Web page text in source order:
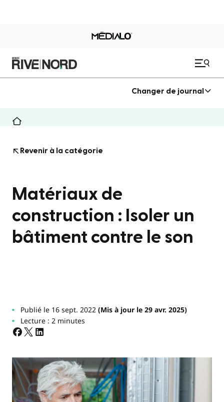
Changer de journal
Revenir à la catégorie
Matériaux de
construction : Isoler un
bâtiment contre le son
Publié le 16 sept. 2022(Mis à jour le 29 avr. 2025)
Lecture : 2 minutes